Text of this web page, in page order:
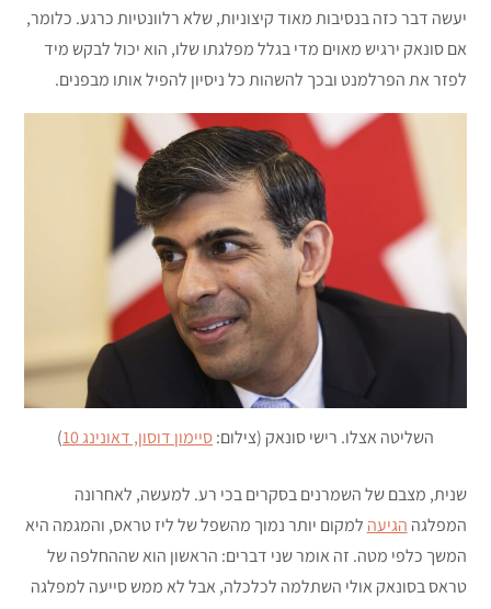
יעשה דבר כזה בנסיבות מאוד קיצוניות, שלא רלוונטיות כרגע. כלומר,
אם סונאק ירגיש מאוים מדי בגלל מפלגתו שלו, הוא יכול לבקש מיד
לפזר את הפרלמנט ובכך להשהות כל ניסיון להפיל אותו מבפנים.
השליטה אצלו. רישי סונאק (צילום:סיימון דוסון, דאונינג 10 )
שנית, מצבם של השמרנים בסקרים בכי רע. למעשה, לאחרונה
המפלגה הגיעה למקום יותר נמוך מהשפל של ליז טראס, והמגמה היא
המשך כלפי מטה. זה אומר שני דברים: הראשון הוא שההחלפה של
טראס בסונאק אולי השתלמה לכלכלה, אבל לא ממש סייעה למפלגה